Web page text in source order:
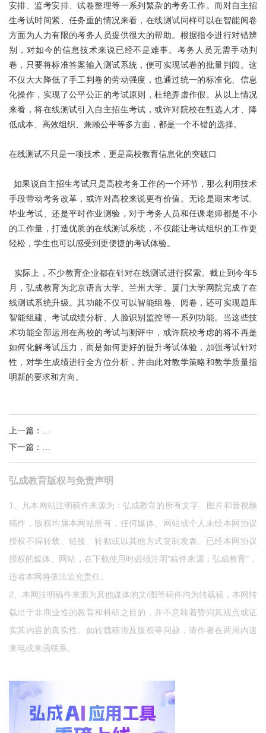
安排、监考安排、试卷整理等一系列繁杂的考务工作。而对自主招
生考试时间紧、任务重的情况来看，在线测试同样可以在智能阅卷
方面为人力有限的考务人员提供很大的帮助。根据指令进行对错辨
别，对如今的信息技术来说已经不是难事。考务人员无需手动判
卷，只要将标准答案输入测试系统，便可实现试卷的批量判阅。这
不仅大大降低了手工判卷的劳动强度，也通过统一的标准化、信息
化操作，实现了公平公正的考试原则，杜绝弄虚作假。从以上情况
来看，将在线测试引入自主招生考试，或许对院校在甄选人才、降
低成本、高效组织、兼顾公平等多方面，都是一个不错的选择。
在线测试不只是一项技术，更是高校教育信息化的突破口
如果说自主招生考试只是高校考务工作的一个环节，那么利用技术
手段带动考务改革，或许对高校来说更有价值。无论是期末考试、
毕业考试、还是平时作业测验，对于考务人员和任课老师都是不小
的工作量，打造优质的在线测试系统，不仅能让考试组织的工作更
轻松，学生也可以感受到更便捷的考试体验。
实际上，不少教育企业都在针对在线测试进行探索。截止到今年5
月，弘成教育为北京语言大学、兰州大学、厦门大学网院完成了在
线测试系统升级。其功能不仅可以智能组卷、阅卷，还可实现题库
智能组建、考试成绩分析、人脸识别监控等一系列功能。当这些技
术功能全部运用在高校的考试与测评中，或许院校考虑的将不再是
如何化解考试压力，而是如何更好的提升考试体验，加强考试针对
性，对学生成绩进行全方位分析，并由此对教学策略和教学质量指
明新的要求和方向。
上一篇 ：
下一篇 ：
弘成教育版权与免责声明
1、凡本网站注明稿件来源为：弘成教育的所有文字、图片和音视频
稿件，版权均属本网站所有，任何媒体、网站或个人未经本网协议
授权不得转载、链接、转贴或以其他方式复制发表。已经本网协议
授权的媒体、网站，在下载使用时必须注明"稿件来源：弘成教育"，
违者本网将依法追究责任。
2、本网注明稿件来源为其他媒体的文/图等稿件均为转载稿，本网转
载出于非商业性的教育和科研之目的，并不意味着赞同其观点或证
实其内容的真实性。如转载稿涉及版权等问题，请作者在两周内速
来电或来函联系。